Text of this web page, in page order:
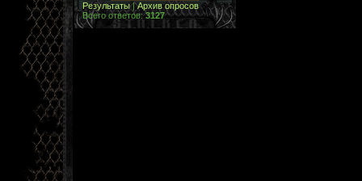
Результаты|Архив опросов
Всего ответов:3127